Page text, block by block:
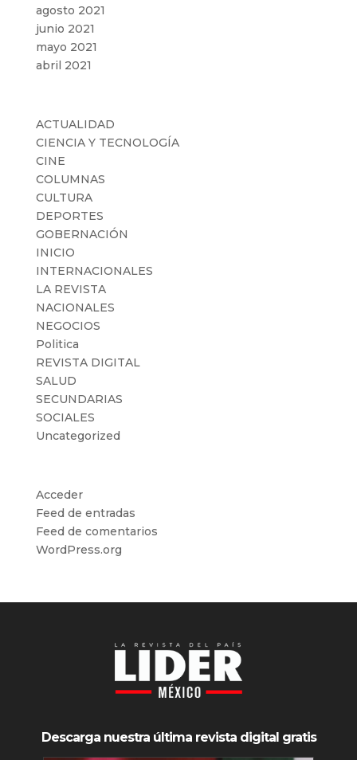
agosto 2021
junio 2021
mayo 2021
abril 2021
ACTUALIDAD
CIENCIA Y TECNOLOGÍA
CINE
COLUMNAS
CULTURA
DEPORTES
GOBERNACIÓN
INICIO
INTERNACIONALES
LA REVISTA
NACIONALES
NEGOCIOS
Politica
REVISTA DIGITAL
SALUD
SECUNDARIAS
SOCIALES
Uncategorized
Acceder
Feed de entradas
Feed de comentarios
WordPress.org
Descarga nuestra última revista digital gratis